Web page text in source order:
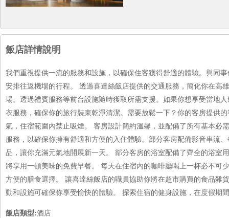
飯店詳情說明
我們重視提供一流的服務和設施，以確保住客獲得舒適的體驗。與同
安排往返機場的行程。 透過喜達絲飯店提供的交通服務，簡化你在
場。透過禮賓服務等前台設施隨時獲取所需支援。如果你想享受當地
衣服務，確保你的旅行裝束乾淨清潔。需要放鬆一下？你的客房提供
氣，住宿範圍內禁止吸煙。 客房設計簡約溫馨，並配備了所有基本
服務，以確保你擁有舒適和方便的入住體驗。部分客房配備影音串流
品，讓你充滿元氣地開展新一天。 部分客房的浴室配備了齊全的浴
將享用一頓美味的免費早餐。 每天在住宿內的咖啡廳喝上一杯必不
方便的膳食選擇。 讓喜達絲飯店的職員協助你將在超市購買的食品
動和設施可確保你享受愉快的體驗。 探索住宿的健身設施，在度假期
飯店類型:酒店